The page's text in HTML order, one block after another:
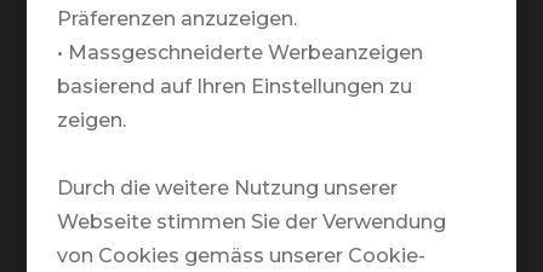
Medien
Rund um Deine Reise
Nachhaltigkeit
Kontakt
Präferenzen anzuzeigen.
• Massgeschneiderte Werbeanzeigen
basierend auf Ihren Einstellungen zu
zeigen.
Durch die weitere Nutzung unserer
Webseite stimmen Sie der Verwendung
von Cookies gemäss unserer Cookie-